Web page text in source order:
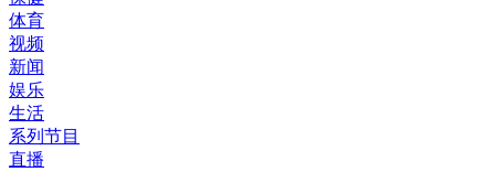
体育
视频
新闻
娱乐
生活
系列节目
直播